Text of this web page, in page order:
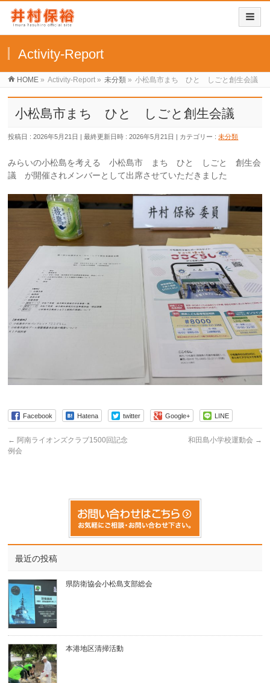
Activity-Report
HOME » Activity-Report » 未分類 » 小松島市まち ひと しごと創生会議
小松島市まち ひと しごと創生会議
投稿日 : 2026年5月21日 最終更新日時 : 2026年5月21日 カテゴリー :未分類
みらいの小松島を考える 小松島市 まち ひと しごと 創生会
議 が開催されメンバーとして出席させていただきました
Facebook Hatena twitter Google+ LINE
← 阿南ライオンズクラブ1500回記念
例会
和田島小学校運動会 →
最近の投稿
県防衛協会小松島支部総会
本港地区清掃活動